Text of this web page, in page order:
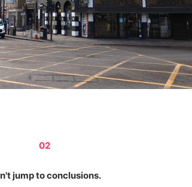
02
jump to conclusions.